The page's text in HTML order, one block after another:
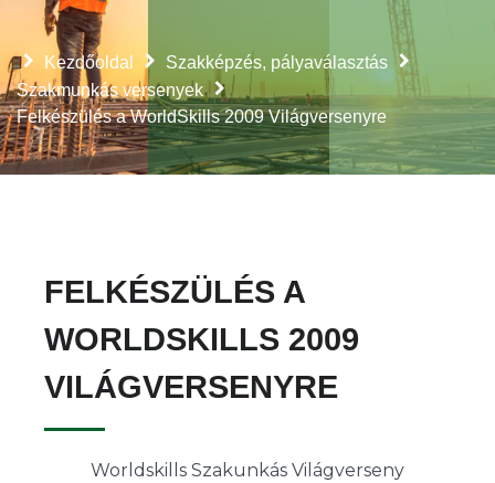
Kezdőoldal
Szakképzés, pályaválasztás
Szakmunkás versenyek
Felkészülés a WorldSkills 2009 Világversenyre
FELKÉSZÜLÉS A
WORLDSKILLS 2009
VILÁGVERSENYRE
Worldskills Szakunkás Világverseny